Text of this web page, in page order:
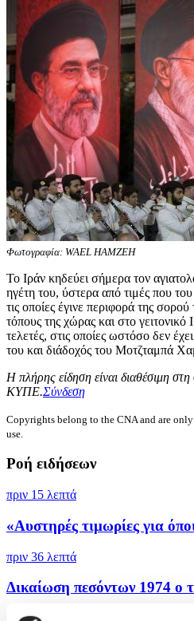
Φωτογραφία: WAEL HAMZEH
Το Ιράν κηδεύει σήμερα τον
ηγέτη του, ύστερα από τιμές που
τις οποίες έγινε περιφορά της σορού
τόπους της χώρας και στο
τελετές, στις οποίες ωστόσο δεν
του και διάδοχός του Μοτζταμπά
Η πλήρης είδηση είναι διαθέσιμη
ΚΥΠΕ.Σύνδεση
Copyrights belong to the CNA and are
use.
Ροή ειδήσεων
πριν 15 λεπτά
«Αυστηρές τιμωρίες για
πριν 36 λεπτά
Δικαίωση πεσόντων 1974 ο
πριν μία ώρα